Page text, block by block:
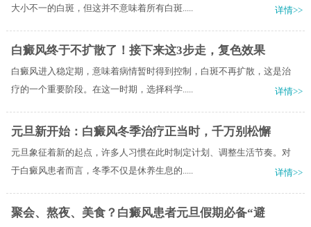
大小不一的白斑，但这并不意味着所有白斑.....
详情>>
白癜风终于不扩散了！接下来这3步走，复色效果
白癜风进入稳定期，意味着病情暂时得到控制，白斑不再扩散，这是治
疗的一个重要阶段。在这一时期，选择科学.....
详情>>
元旦新开始：白癜风冬季治疗正当时，千万别松懈
元旦象征着新的起点，许多人习惯在此时制定计划、调整生活节奏。对
于白癜风患者而言，冬季不仅是休养生息的.....
详情>>
聚会、熬夜、美食？白癜风患者元旦假期必备“避